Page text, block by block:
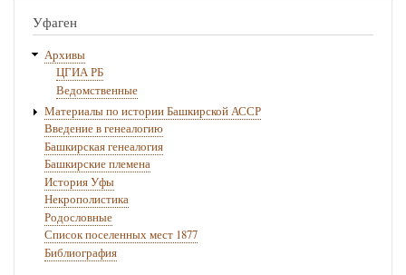
книги
для
Тикеево
Уфаген
Архивы
ЦГИА РБ
Ведомственные
Материалы по истории Башкирской АССР
Введение в генеалогию
Башкирская генеалогия
Башкирские племена
История Уфы
Некрополистика
Родословные
Список поселенных мест 1877
Библиография